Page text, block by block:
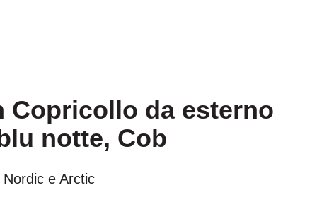
Sie sich einverstanden, dass Ihre Daten an
das Sie die
Datenschutzbestimmungen
Copricollo da esterno
notte, Cob
e Arctic